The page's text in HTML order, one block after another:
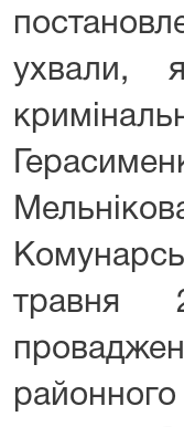
ухвали,
травня
районного